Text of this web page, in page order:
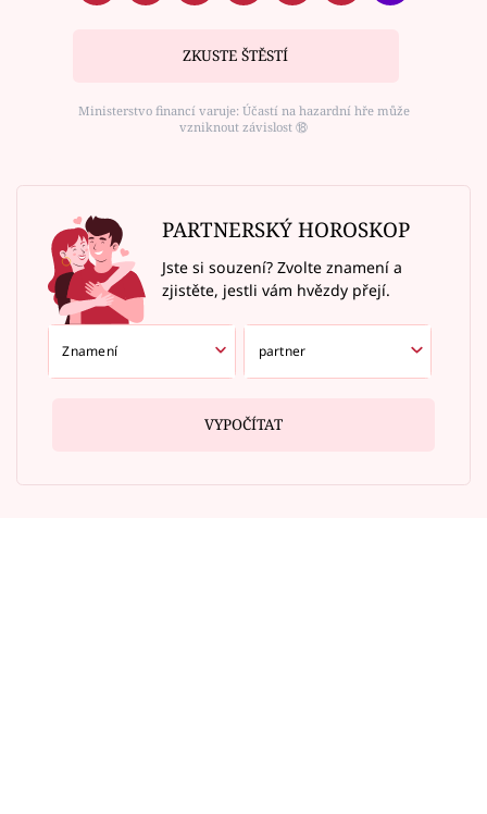
ZKUSTE ŠTĚSTÍ
Ministerstvo financí varuje: Účastí na hazardní hře může
vzniknout závislost ⑱
PARTNERSKÝ HOROSKOP
Jste si souzení? Zvolte znamení a
zjistěte, jestli vám hvězdy přejí.
VYPOČÍTAT